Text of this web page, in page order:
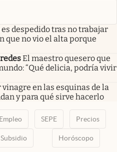
despedido tras no trabajar
que no vio el alta porque
El maestro quesero que
“Qué delicia, podría vivir
vinagre en las esquinas de la
y para qué sirve hacerlo
Empleo SEPE Precios
Subsidio Horóscopo